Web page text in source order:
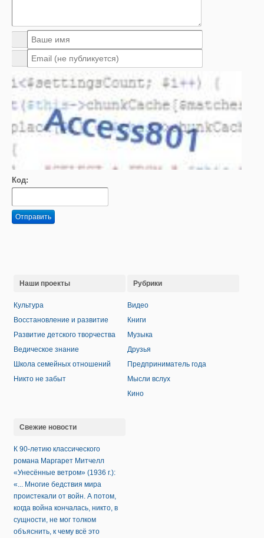
Код:
Отправить
Наши проекты
Культура
Восстановление и развитие
Развитие детского творчества
Ведическое знание
Школа семейных отношений
Никто не забыт
Рубрики
Видео
Книги
Музыка
Друзья
Предприниматель года
Мысли вслух
Кино
Свежие новости
К 90-летию классического
романа Маргарет Митчелл
«Унесённые ветром» (1936 г.):
«... Многие бедствия мира
проистекали от войн. А потом,
когда война кончалась, никто, в
сущности, не мог толком
объяснить, к чему всё это